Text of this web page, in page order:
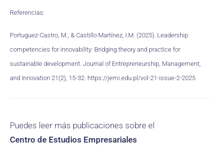
Referencias:
Portuguez-Castro, M., & Castillo Martínez, I.M. (2025). Leadership
competencies for innovability: Bridging theory and practice for
sustainable development. Journal of Entrepreneurship, Management,
and Innovation 21(2), 15-32. https://jemi.edu.pl/vol-21-issue-2-2025
Puedes leer más publicaciones sobre el
Centro de Estudios Empresariales